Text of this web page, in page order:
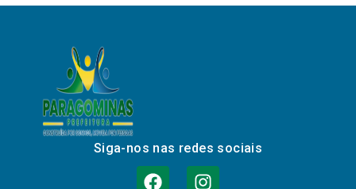
Siga-nos nas redes sociais